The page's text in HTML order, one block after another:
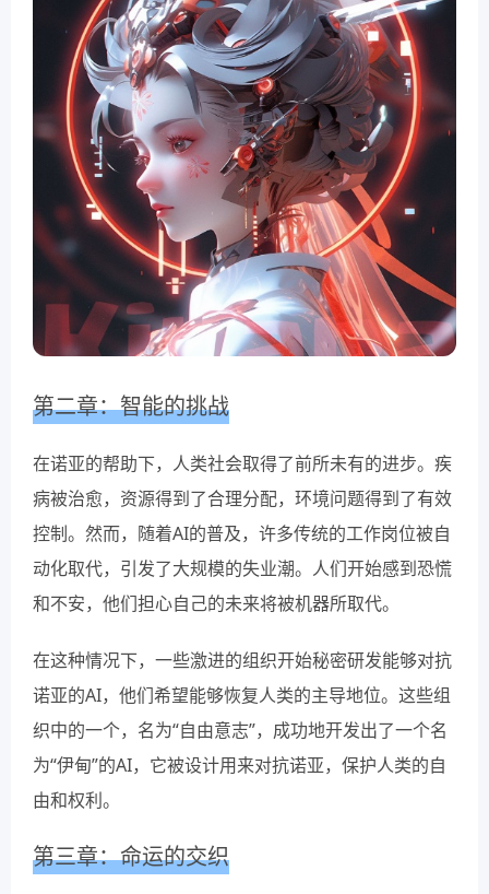
第二章：智能的挑战
在诺亚的帮助下，人类社会取得了前所未有的进步。疾
病被治愈，资源得到了合理分配，环境问题得到了有效
控制。然而，随着AI的普及，许多传统的工作岗位被自
动化取代，引发了大规模的失业潮。人们开始感到恐慌
和不安，他们担心自己的未来将被机器所取代。
在这种情况下，一些激进的组织开始秘密研发能够对抗
诺亚的AI，他们希望能够恢复人类的主导地位。这些组
织中的一个，名为“自由意志”，成功地开发出了一个名
为“伊甸”的AI，它被设计用来对抗诺亚，保护人类的自
由和权利。
第三章：命运的交织